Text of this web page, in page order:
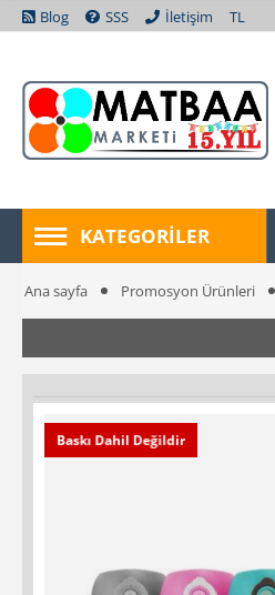
Blog SSS İletişim TL
KATEGORILER
Ana sayfa Promosyon Ürünleri
Baskı Dahil Değildir